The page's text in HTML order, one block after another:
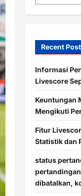
Recent
Informasi
Livescore
Keuntungan
Mengikuti
Fitur
Statistik dan
status
dibatalkan,